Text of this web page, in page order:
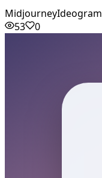
MidjourneyIdeogram
53
0